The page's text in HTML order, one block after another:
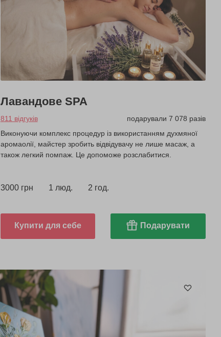
Лавандове SPA
811 відгуків
подарували 7 078 разів
Виконуючи комплекс процедур із використанням духмяної
аромаолії, майстер зробить відвідувачу не лише масаж, а
також легкий помпаж. Це допоможе розслабитися.
3000 грн 1 люд. 2 год.
Купити для себе Подарувати